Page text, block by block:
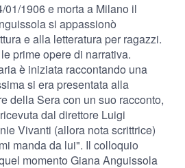
01/1906 e morta a Milano il
si appassionò
e alla letteratura per ragazzi.
prime opere di narrativa.
è iniziata raccontando una
si era presentata alla
della Sera con un suo racconto,
dal direttore Luigi
Vivanti (allora nota scrittrice)
manda da lui". Il colloquio
momento Giana Anguissola